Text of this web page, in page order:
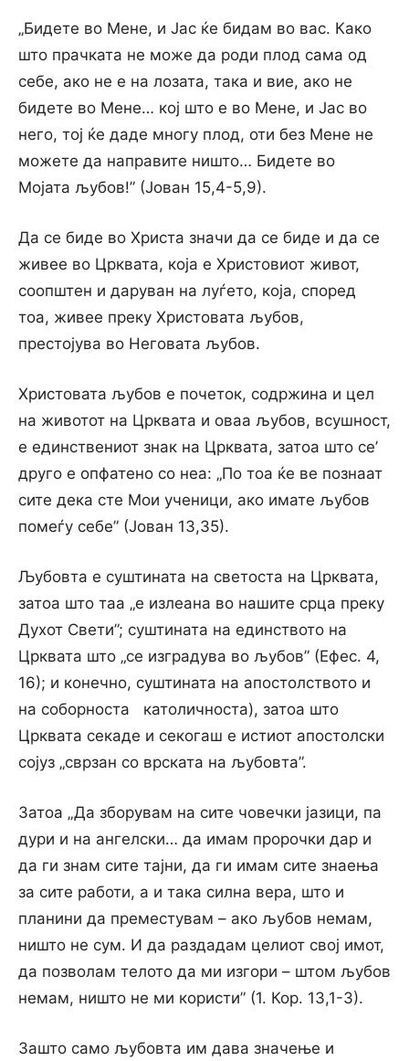
„Бидете во Мене, и Јас ќе бидам во вас. Како
што прачката не може да роди плод сама од
себе, ако не е на лозата, така и вие, ако не
бидете во Мене… кој што е во Мене, и Јас во
него, тој ќе даде многу плод, оти без Мене не
можете да направите ништо… Бидете во
Мојата љубов!” (Јован 15,4-5,9).
Да се биде во Христа значи да се биде и да се
живее во Црквата, која е Христовиот живот,
соопштен и даруван на луѓето, која, според
тоа, живее преку Христовата љубов,
престојува во Неговата љубов.
Христовата љубов е почеток, содржина и цел
на животот на Црквата и оваа љубов, всушност,
е единствениот знак на Црквата, затоа што се’
друго е опфатено co неа: „По тоа ќе ве познаат
сите дека сте Мои ученици, ако имате љубов
помеѓу себе” (Јован 13,35).
Љубовта е суштината на светоста на Црквата,
затоа што таа „е излеана во нашите срца преку
Духот Свети”; суштината на единството на
Црквата што „се изградува во љубов” (Ефес. 4,
16); и конечно, суштината на апостолството и
на соборноста католичноста), затоа што
Црквата секаде и секогаш е истиот апостолски
сојуз „сврзан co врската на љубовта”.
Затоа „Да зборувам на сите човечки јазици, па
дури и на ангелски… да имам пророчки дар и
да ги знам сите тајни, да ги имам сите знаења
за сите работи, a и така силна вера, што и
планини да преместувам – ако љубов немам,
ништо не сум. И да раздадам целиот свој имот,
да позволам телото да ми изгори – штом љубов
немам, ништо не ми користи” (1. Кор. 13,1-3).
Зашто само љубовта им дава значење и